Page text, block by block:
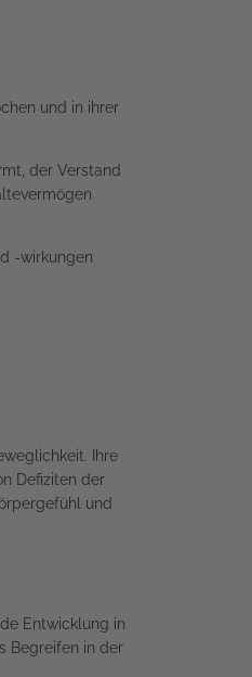
und in ihrer
der Verstand
-wirkungen
Ihre
Defiziten der
und
Entwicklung in
Begreifen in der